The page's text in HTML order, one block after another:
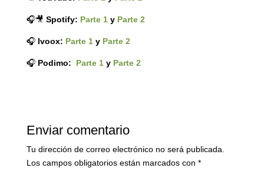
🎧🎥 Spotify: Parte 1y Parte 2
🎧 Ivoox: Parte 1y Parte 2
🎧 Podimo: Parte 1y Parte 2
Enviar comentario
Tu dirección de correo electrónico no será publicada.
Los campos obligatorios están marcados con *